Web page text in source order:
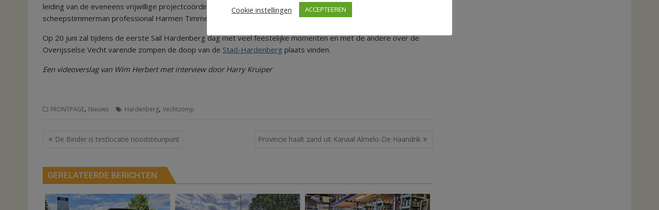
leiding van de eveneens vrijwillige projectcoördinator Roel Godeke. Dat alles ook met de onmisbare hulp van
scheepstimmerman professional Harmen Timmerman.
Op 20 juni zal tijdens de eerste Sail Hardenberg dag met veel feestelijke momenten en met de andere over de
Overijsselse Vecht varende zompen de doop van de Stad-Hardenberg plaats vinden.
Een videoverslag van Wim Herbert met interview door Harry Kruiper
FRONTPAGE, Nieuws Hardenberg, Vechtzomp
Bericht
De Binder is testlocatie noodsteunpunt Provincie haalt zand uit Kanaal Almelo-De Haandrik
GERELATEERDE BERICHTEN
Cookie instellingen
ACCEPTEEREN